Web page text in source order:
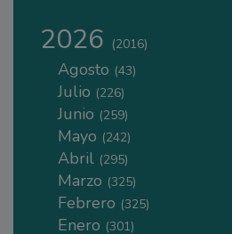
2026 (2016)
Agosto (43)
Julio (226)
Junio (259)
Mayo (242)
Abril (295)
Marzo (325)
Febrero (325)
Enero (301)